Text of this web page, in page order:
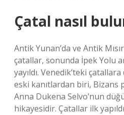
Çatal nasıl
Antik Yunan’da ve Antik
çatallar, sonunda İpek Yolu
yayıldı. Venedik’teki
eski kanıtlardan biri, Bizans
Anna Dukena Selvo’nun
hikayesidir. Çatallar ilk